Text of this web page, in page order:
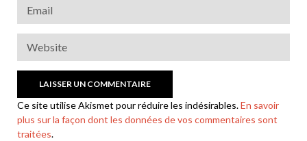
Ce site utilise Akismet pour réduire les indésirables.En savoir
plus sur la façon dont les données de vos commentaires sont
traitées.